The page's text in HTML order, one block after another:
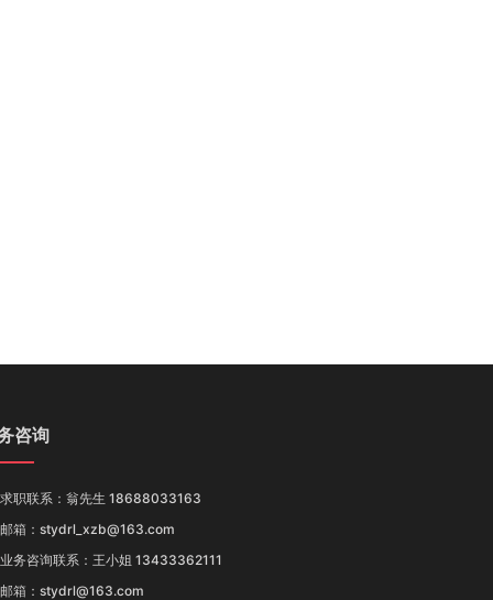
咨询
职联系：翁先生 18688033163
箱：stydrl_xzb@163.com
务咨询联系：王小姐 13433362111
箱：stydrl@163.com